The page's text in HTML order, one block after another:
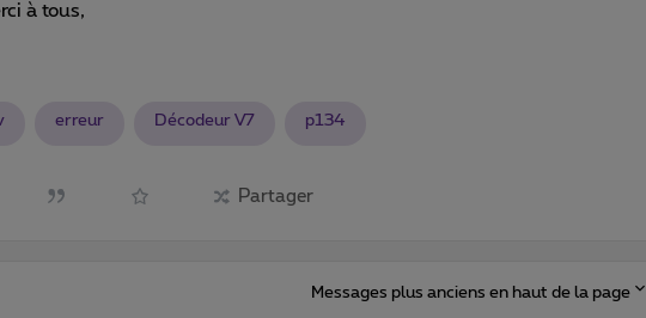
à tous,
erreur Décodeur V7 p134
Partager
Messages plus anciens en haut de la page